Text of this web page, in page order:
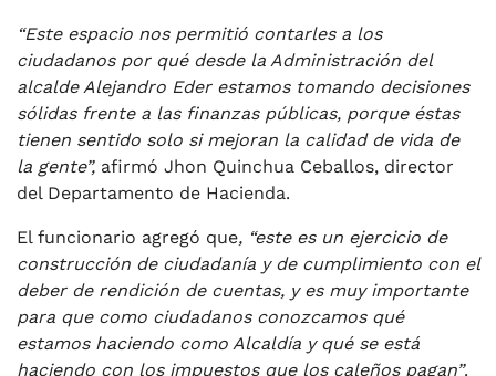
“Este espacio nos permitió contarles a los
ciudadanos por qué desde la Administración del
alcalde Alejandro Eder estamos tomando decisiones
sólidas frente a las finanzas públicas, porque éstas
tienen sentido solo si mejoran la calidad de vida de
la gente”, afirmó Jhon Quinchua Ceballos, director
del Departamento de Hacienda.
El funcionario agregó que, “este es un ejercicio de
construcción de ciudadanía y de cumplimiento con el
deber de rendición de cuentas, y es muy importante
para que como ciudadanos conozcamos qué
estamos haciendo como Alcaldía y qué se está
haciendo con los impuestos que los caleños pagan”.